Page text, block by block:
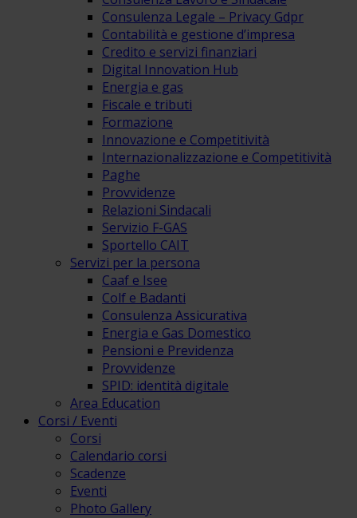
Consulenza Legale – Privacy Gdpr
Contabilità e gestione d’impresa
Credito e servizi finanziari
Digital Innovation Hub
Energia e gas
Fiscale e tributi
Formazione
Innovazione e Competitività
Internazionalizzazione e Competitività
Paghe
Provvidenze
Relazioni Sindacali
Servizio F-GAS
Sportello CAIT
Servizi per la persona
Caaf e Isee
Colf e Badanti
Consulenza Assicurativa
Energia e Gas Domestico
Pensioni e Previdenza
Provvidenze
SPID: identità digitale
Area Education
Corsi / Eventi
Corsi
Calendario corsi
Scadenze
Eventi
Photo Gallery